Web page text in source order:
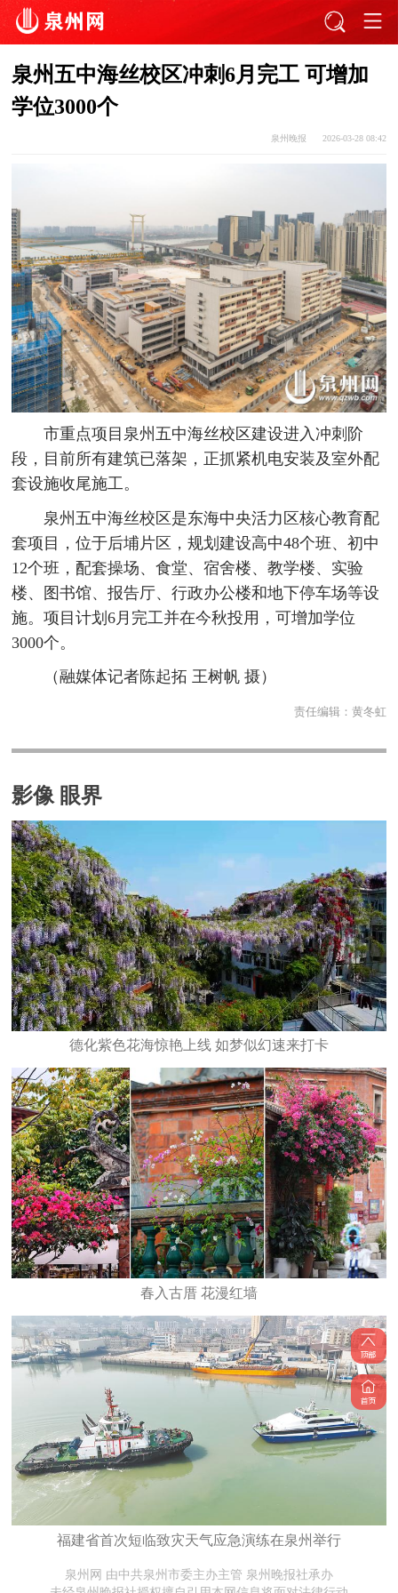
泉州五中海丝校区冲刺6月完工 可增加
学位3000个
泉州晚报 2026-03-28 08:42
市重点项目泉州五中海丝校区建设进入冲刺阶
段，目前所有建筑已落架，正抓紧机电安装及室外配
套设施收尾施工。
泉州五中海丝校区是东海中央活力区核心教育配
套项目，位于后埔片区，规划建设高中48个班、初中
12个班，配套操场、食堂、宿舍楼、教学楼、实验
楼、图书馆、报告厅、行政办公楼和地下停车场等设
施。项目计划6月完工并在今秋投用，可增加学位
3000个。
（融媒体记者陈起拓 王树帆 摄）
责任编辑： 黄冬虹
影像 眼界
德化紫色花海惊艳上线 如梦似幻速来打卡
春入古厝 花漫红墙
福建省首次短临致灾天气应急演练在泉州举行
泉州网 由中共泉州市委主办主管 泉州晚报社承办